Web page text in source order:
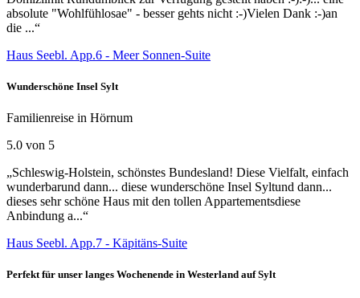
absolute "Wohlfühlosae" - besser gehts nicht :-)Vielen Dank :-)an
die ...“
Haus Seebl. App.6 - Meer Sonnen-Suite
Wunderschöne Insel Sylt
Familienreise in Hörnum
5.0 von 5
„Schleswig-Holstein, schönstes Bundesland! Diese Vielfalt, einfach
wunderbarund dann... diese wunderschöne Insel Syltund dann...
dieses sehr schöne Haus mit den tollen Appartementsdiese
Anbindung a...“
Haus Seebl. App.7 - Käpitäns-Suite
Perfekt für unser langes Wochenende in Westerland auf Sylt